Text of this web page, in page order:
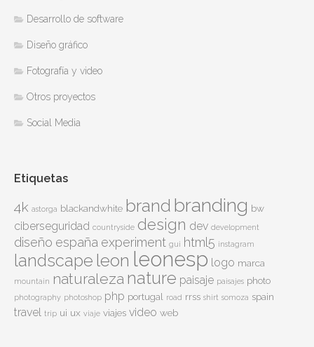
Desarrollo de software
Diseño gráfico
Fotografía y video
Otros proyectos
Social Media
Etiquetas
4k astorga blackandwhite brand branding bw
ciberseguridad countryside design dev development
diseño españa experiment gui html5 instagram
landscape leon leonesp logo marca
mountain naturaleza nature paisaje paisajes photo
photography photoshop php portugal road rrss shirt somoza spain
travel trip ui ux viaje viajes video web